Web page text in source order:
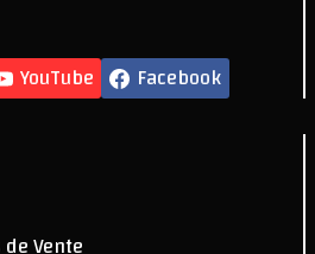
YouTube Facebook
Vente